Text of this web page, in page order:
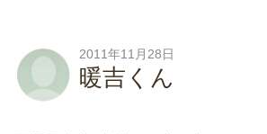
2011年11月28日
暖吉くん